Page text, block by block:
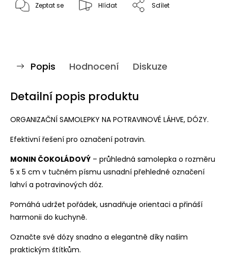
Zeptat se Hlídat Sdílet
Popis Hodnocení Diskuze
Detailní popis produktu
ORGANIZAČNÍ SAMOLEPKY NA POTRAVINOVÉ LÁHVE, DÓZY.
Efektivní řešení pro označení potravin.
MONIN ČOKOLÁDOVÝ – průhledná samolepka o rozměru
5 x 5 cm v tučném písmu usnadní přehledné označení
lahví a potravinových dóz.
Pomáhá udržet pořádek, usnadňuje orientaci a přináší
harmonii do kuchyně.
Označte své dózy snadno a elegantně díky našim
praktickým štítkům.